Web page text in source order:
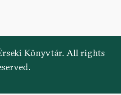
Könyvtár. All rights